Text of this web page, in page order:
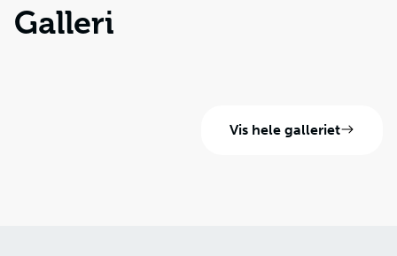
Galleri
Vis hele galleriet